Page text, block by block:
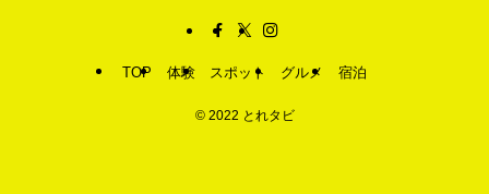
TOP 体験 スポット グルメ 宿泊
©2022 とれタビ